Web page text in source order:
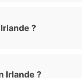
?
Irlande ?